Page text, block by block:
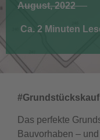
August, 2022
Ca. 2 Minuten
Das perfekte
Bauvorhaben –